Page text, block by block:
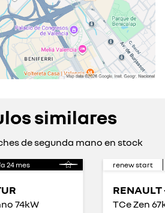
similares
de segunda mano en stock
24 mes
74kW
renew start
RENAULT
TCe Zen